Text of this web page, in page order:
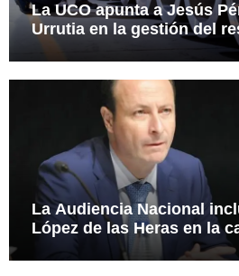
La UCO apunta a Jesús
Urrutia en la gestión del
Reunidos
La Audiencia Nacional
López de las Heras en la
presuntas irregularidades
112,8 millones a Tubos